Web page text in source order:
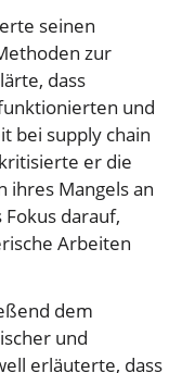
seinen
zur
dass
und
bei supply chain
er die
ihres Mangels an
darauf,
Arbeiten
dem
und
erläuterte, dass